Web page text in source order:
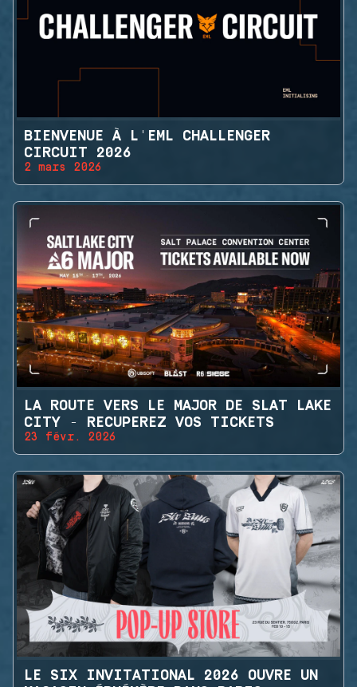
BIENVENUE À L'EML CHALLENGER
CIRCUIT 2026
2 mars 2026
LA ROUTE VERS LE MAJOR DE SLAT LAKE
CITY - RECUPEREZ VOS TICKETS
23 févr. 2026
LE SIX INVITATIONAL 2026 OUVRE UN